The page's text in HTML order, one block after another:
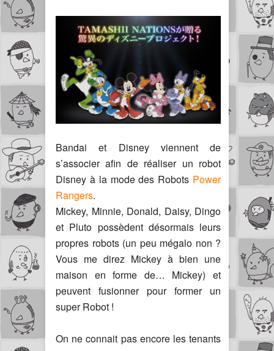
Bandai et Disney viennent de
s’associer afin de réaliser un robot
Disney à la mode des Robots Power
Rangers.
Mickey, Minnie, Donald, Daisy, Dingo
et Pluto possèdent désormais leurs
propres robots (un peu mégalo non ?
Vous me direz Mickey à bien une
maison en forme de… Mickey) et
peuvent fusionner pour former un
super Robot !
On ne connait pas encore les tenants